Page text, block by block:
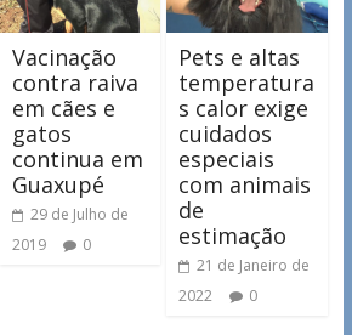
Vacinação
contra raiva
em cães e
gatos
continua em
Guaxupé
29 de Julho de
2019
0
Pets e altas
temperatura
s calor exige
cuidados
especiais
com animais
de
estimação
21 de Janeiro de
2022
0